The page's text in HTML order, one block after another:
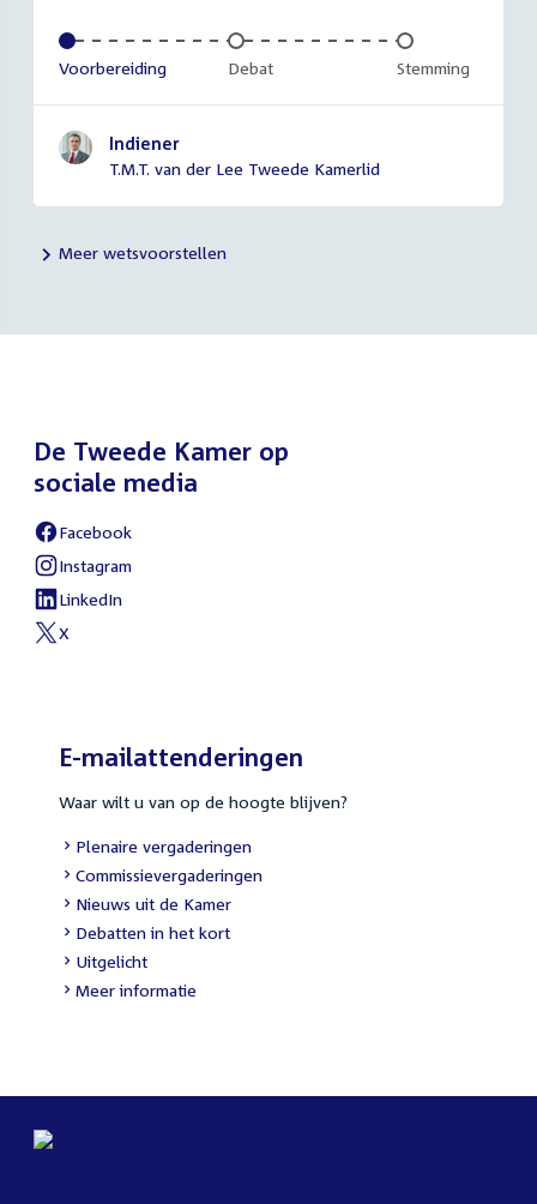
Voltooid:
Voorbereiding Onvoltooid:
Debat Onvoltooid:
Stemming
Indiener
T.M.T. van der Lee Tweede Kamerlid
Meer wetsvoorstellen
De Tweede Kamer op
sociale media
Facebook
Instagram
LinkedIn
X
E-mailattenderingen
Waar wilt u van op de hoogte blijven?
Plenaire vergaderingen
Commissievergaderingen
Nieuws uit de Kamer
Debatten in het kort
Uitgelicht
Meer informatie